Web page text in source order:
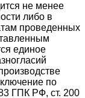
не менее
либо в
проведенных
единое
по
ГПК РФ, ст. 200